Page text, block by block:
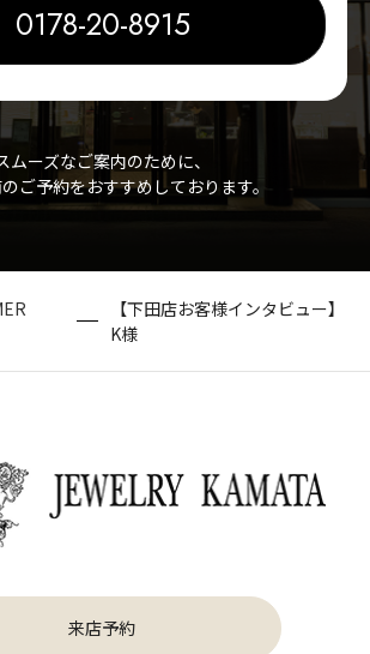
0178-20-8915
ムーズなご案内のために、
ご予約をおすすめしております。
【下田店お客様インタビュー】
K様
来店予約